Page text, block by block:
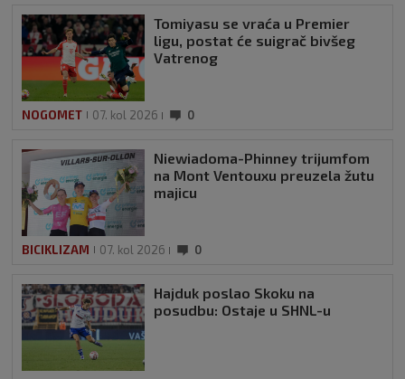
Tomiyasu se vraća u Premier
ligu, postat će suigrač bivšeg
Vatrenog
NOGOMET 07. kol 2026 0
Niewiadoma-Phinney trijumfom
na Mont Ventouxu preuzela žutu
majicu
BICIKLIZAM 07. kol 2026 0
Hajduk poslao Skoku na
posudbu: Ostaje u SHNL-u